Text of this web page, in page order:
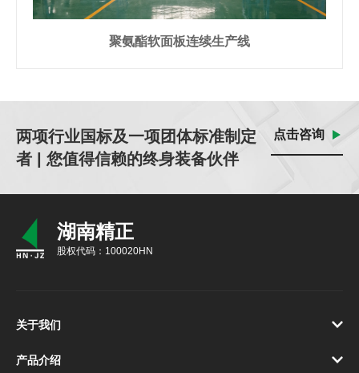
聚氨酯软面板连续生产线
两项行业国标及一项团体标准制定
者 | 您值得信赖的终身装备伙伴
点击咨询
湖南精正
股权代码：100020HN
关于我们
产品介绍